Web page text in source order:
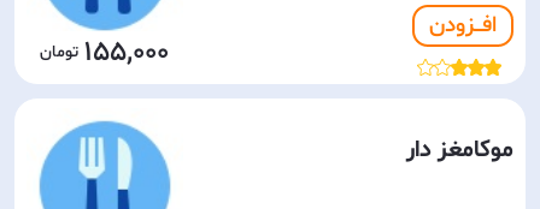
افـــزودن
155,000
موکا‌مغز دار